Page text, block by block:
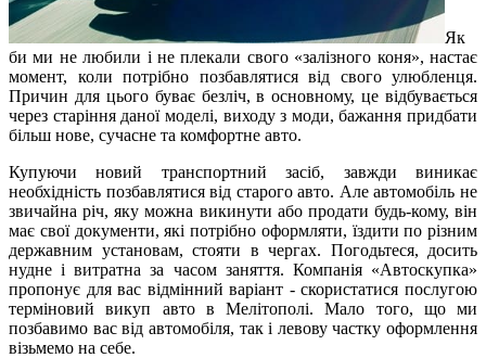
Як
би ми не любили і не плекали свого «залізного коня», настає
момент, коли потрібно позбавлятися від свого улюбленця.
Причин для цього буває безліч, в основному, це відбувається
через старіння даної моделі, виходу з моди, бажання придбати
більш нове, сучасне та комфортне авто.
Купуючи новий транспортний засіб, завжди виникає
необхідність позбавлятися від старого авто. Але автомобіль не
звичайна річ, яку можна викинути або продати будь-кому, він
має свої документи, які потрібно оформляти, їздити по різним
державним установам, стояти в чергах. Погодьтеся, досить
нудне і витратна за часом заняття. Компанія «Автоскупка»
пропонує для вас відмінний варіант - скористатися послугою
терміновий викуп авто в Мелітополі. Мало того, що ми
позбавимо вас від автомобіля, так і левову частку оформлення
візьмемо на себе.